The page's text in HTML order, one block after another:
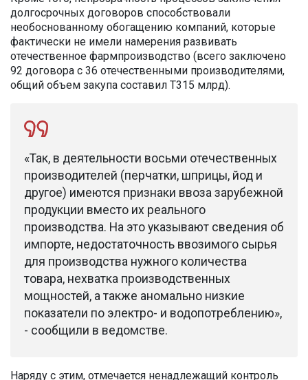
долгосрочных договоров способствовали
необоснованному обогащению компаний, которые
фактически не имели намерения развивать
отечественное фармпроизводство (всего заключено
92 договора с 36 отечественными производителями,
общий объем закупа составил Т315 млрд).
«Так, в деятельности восьми отечественных
производителей (перчатки, шприцы, йод и
другое) имеются признаки ввоза зарубежной
продукции вместо их реального
производства. На это указывают сведения об
импорте, недостаточность ввозимого сырья
для производства нужного количества
товара, нехватка производственных
мощностей, а также аномально низкие
показатели по электро- и водопотреблению»,
- сообщили в ведомстве.
Наряду с этим, отмечается ненадлежащий контроль